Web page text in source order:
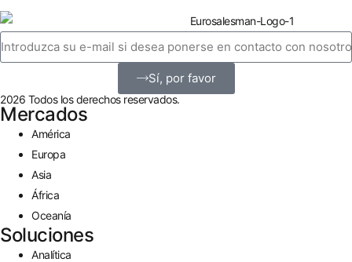
Sí, por favor
2026 Todos los derechos reservados.
Mercados
América
Europa
Asia
África
Oceanía
Soluciones
Analítica